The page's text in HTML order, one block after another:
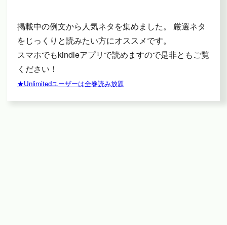
掲載中の例文から人気ネタを集めました。 厳選ネタ
をじっくりと読みたい方にオススメです。
スマホでもkindleアプリで読めますので是非ともご覧
ください！
★Unlimitedユーザーは全巻読み放題